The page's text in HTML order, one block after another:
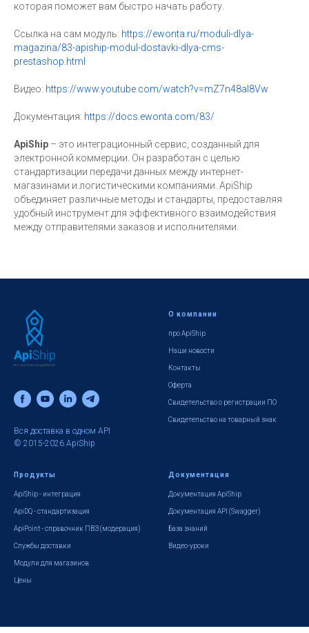
которая поможет вам быстро начать работу.
Ссылка на сам модуль: https://ewonta.ru/moduli-dlya-
magazina/83-apiship-modul-dostavki-dlya-cms-
prestashop.html
Видео: https://www.youtube.com/watch?v=mZ7n48aI8Vw
Документация: https://docs.ewonta.com/83/
ApiShip – это интеграционный сервис, созданный для
электронной коммерции. Он разработан с целью
стандартизации передачи данных между интернет-
магазинами и логистическими компаниями. ApiShip
объединяет различные методы и стандарты, предоставляя
удобный инструмент для эффективного взаимодействия
между отправителями заказов и исполнителями.
Вся доставка в одном API
© 2015-2026 ApiShip
О компании
про ApiShip
Наши новости
Контакты
Оферта
Свидетельство о регистрации ПО
Свидетельство на товарный знак
Продукты
ApiShip - интеграция
ApiDQ - стандартизация
ApiPoint - справочник ПВЗ (модерация)
Службы доставки
Модули для магазинов
Цены
Документация
Документация ApiShip
Документация API (Swagger)
База знаний
Видео-уроки